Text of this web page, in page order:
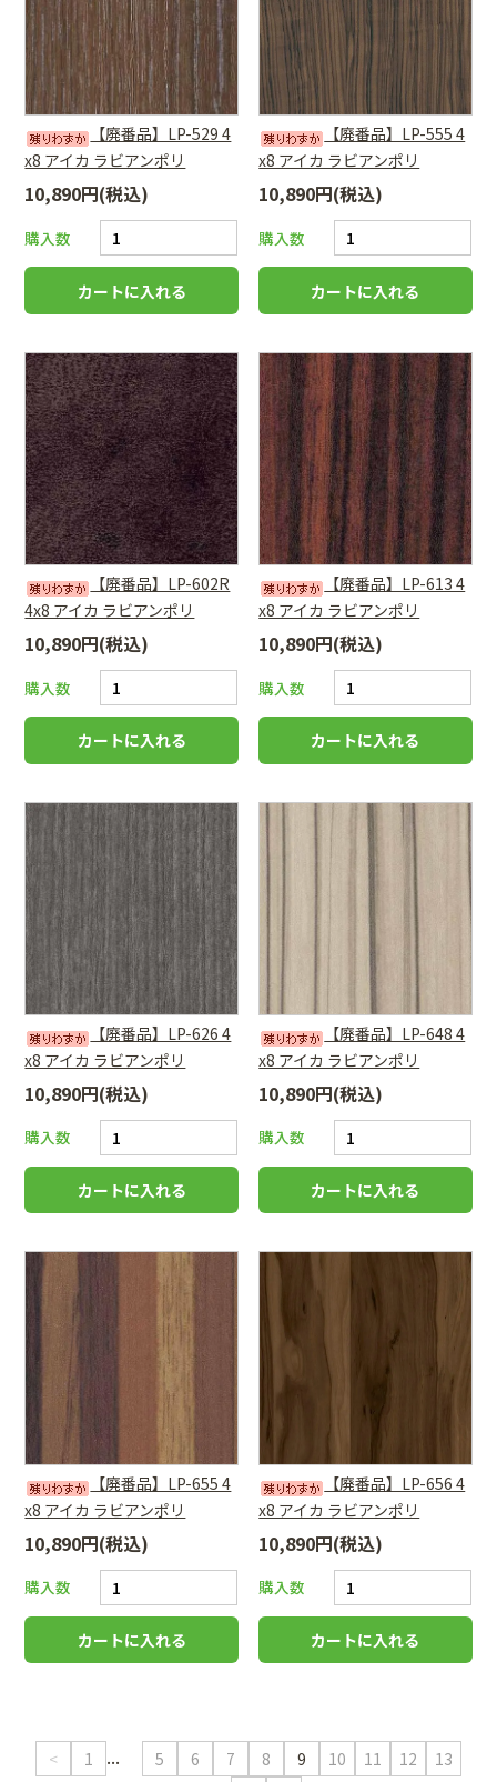
【廃番品】LP-529 4
x8 アイカ ラビアンポリ
10,890円(税込)
購入数
【廃番品】LP-555 4
x8 アイカ ラビアンポリ
10,890円(税込)
購入数
【廃番品】LP-602R
4x8 アイカ ラビアンポリ
10,890円(税込)
購入数
【廃番品】LP-613 4
x8 アイカ ラビアンポリ
10,890円(税込)
購入数
【廃番品】LP-626 4
x8 アイカ ラビアンポリ
10,890円(税込)
購入数
【廃番品】LP-648 4
x8 アイカ ラビアンポリ
10,890円(税込)
購入数
【廃番品】LP-655 4
x8 アイカ ラビアンポリ
10,890円(税込)
購入数
【廃番品】LP-656 4
x8 アイカ ラビアンポリ
10,890円(税込)
購入数
< 1 ... 5 6 7 8 9 10 11 12 13